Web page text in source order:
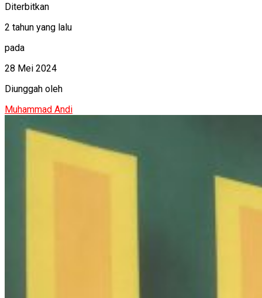
Diterbitkan
2 tahun yang lalu
pada
28 Mei 2024
Diunggah oleh
Muhammad Andi